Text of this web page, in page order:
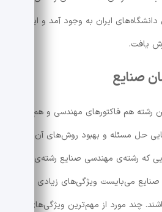
ایران به وجود آمد و این
یافت.
صنایع
رشته هم فاکتورهای مهندسی و هم
حل مسئله و بهبود روش‌های آن
که رشته‌ی مهندسی صنایع رشته‌ی
می‌بایست ویژگی‌های زیادی در
چند مورد از مهم‌ترین ویژگی‌های